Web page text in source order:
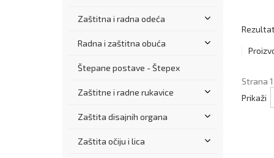
Zaštitna i radna odeća
Radna i zaštitna obuća
Štepane postave - Štepex
Zaštitne i radne rukavice
Zaštita disajnih organa
Zaštita očiju i lica
Strana
Prikaži